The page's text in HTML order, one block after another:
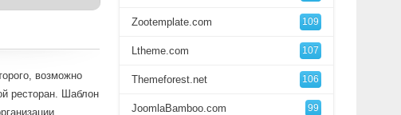
возможно
ресторан. Шаблон
Zootemplate.com 109
Ltheme.com 107
Themeforest.net 106
JoomlaBamboo.com 99